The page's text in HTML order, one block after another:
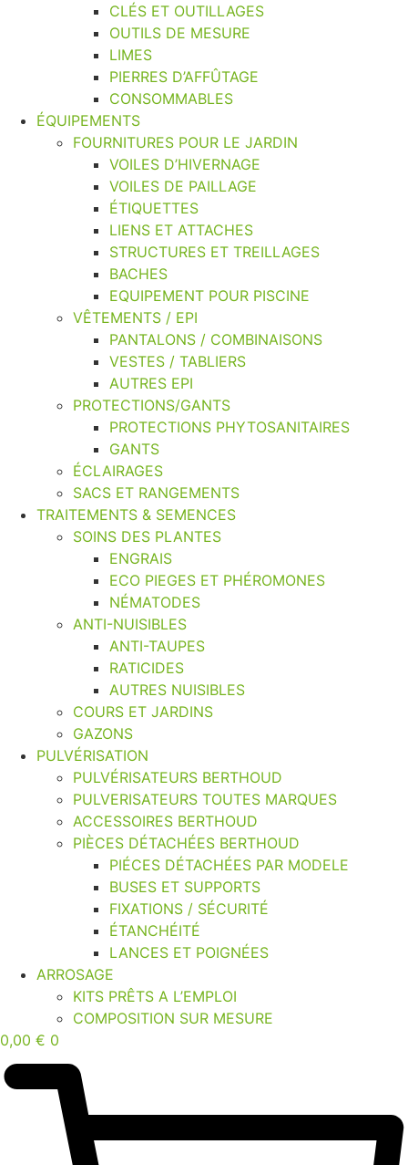
CLÉS ET OUTILLAGES
OUTILS DE MESURE
LIMES
PIERRES D’AFFÛTAGE
CONSOMMABLES
ÉQUIPEMENTS
FOURNITURES POUR LE JARDIN
VOILES D’HIVERNAGE
VOILES DE PAILLAGE
ÉTIQUETTES
LIENS ET ATTACHES
STRUCTURES ET TREILLAGES
BACHES
EQUIPEMENT POUR PISCINE
VÊTEMENTS / EPI
PANTALONS / COMBINAISONS
VESTES / TABLIERS
AUTRES EPI
PROTECTIONS/GANTS
PROTECTIONS PHYTOSANITAIRES
GANTS
ÉCLAIRAGES
SACS ET RANGEMENTS
TRAITEMENTS & SEMENCES
SOINS DES PLANTES
ENGRAIS
ECO PIEGES ET PHÉROMONES
NÉMATODES
ANTI-NUISIBLES
ANTI-TAUPES
RATICIDES
AUTRES NUISIBLES
COURS ET JARDINS
GAZONS
PULVÉRISATION
PULVÉRISATEURS BERTHOUD
PULVERISATEURS TOUTES MARQUES
ACCESSOIRES BERTHOUD
PIÈCES DÉTACHÉES BERTHOUD
PIÉCES DÉTACHÉES PAR MODELE
BUSES ET SUPPORTS
FIXATIONS / SÉCURITÉ
ÉTANCHÉITÉ
LANCES ET POIGNÉES
ARROSAGE
KITS PRÊTS A L’EMPLOI
COMPOSITION SUR MESURE
0,00 € 0